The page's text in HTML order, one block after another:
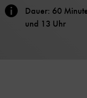
Dauer: 60
und 13 Uhr